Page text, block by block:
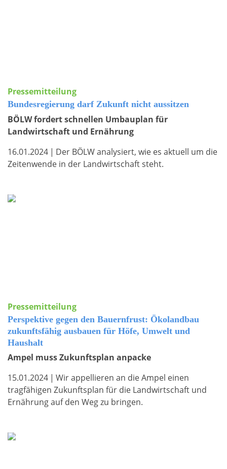
Pressemitteilung
Bundesregierung darf Zukunft nicht aussitzen
BÖLW fordert schnellen Umbauplan für
Landwirtschaft und Ernährung
16.01.2024 | Der BÖLW analysiert, wie es aktuell um die
Zeitenwende in der Landwirtschaft steht.
Pressemitteilung
Perspektive gegen den Bauernfrust: Ökolandbau
zukunftsfähig ausbauen für Höfe, Umwelt und
Haushalt
Ampel muss Zukunftsplan anpacke
15.01.2024 | Wir appellieren an die Ampel einen
tragfähigen Zukunftsplan für die Landwirtschaft und
Ernährung auf den Weg zu bringen.